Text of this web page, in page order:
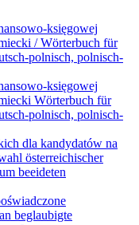
księgowej
/ Wörterbuch für
polnisch, polnisch-
księgowej
Wörterbuch für
polnisch, polnisch-
dla kandydatów na
österreichischer
beeideten
beglaubigte